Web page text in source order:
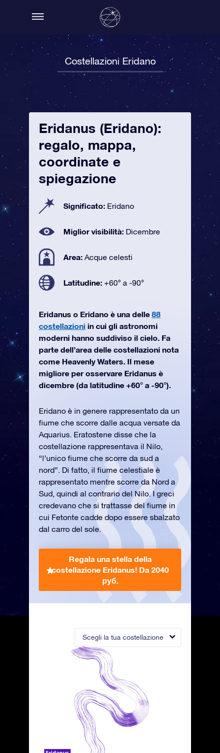
Costellazioni Eridano
Scegli la tua costellazione
Eridanus (Eridano):
regalo, mappa,
coordinate e
spiegazione
Significato: Eridano
Miglior visibilità: Dicembre
Area: Acque celesti
Latitudine: +60° a -90°
Eridanus o Eridano è una delle 88
costellazioni in cui gli astronomi
moderni hanno suddiviso il cielo. Fa
parte dell’area delle costellazioni nota
come Heavenly Waters. Il mese
migliore per osservare Eridanus è
dicembre (da latitudine +60° a -90°).
Eridano è in genere rappresentato da un
fiume che scorre dalle acqua versate da
Aquarius. Eratostene disse che la
costellazione rappresentava il Nilo,
“l’unico fiume che scorre da sud a
nord”. Di fatto, il fiume celestiale è
rappresentato mentre scorre da Nord a
Sud, quindi al contrario del Nilo. I greci
credevano che si trattasse del fiume in
cui Fetonte cadde dopo essere sbalzato
dal carro del sole.
Regala una stella della
costellazione Eridanus! Da 2040
руб.